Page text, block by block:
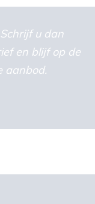
u dan
en blijf op de
aanbod.